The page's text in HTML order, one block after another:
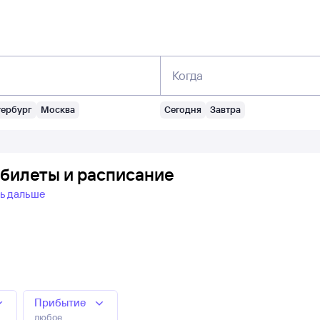
Москва
Когда
Сегодня Завтра
и расписание
дальше
Прибытие
любое